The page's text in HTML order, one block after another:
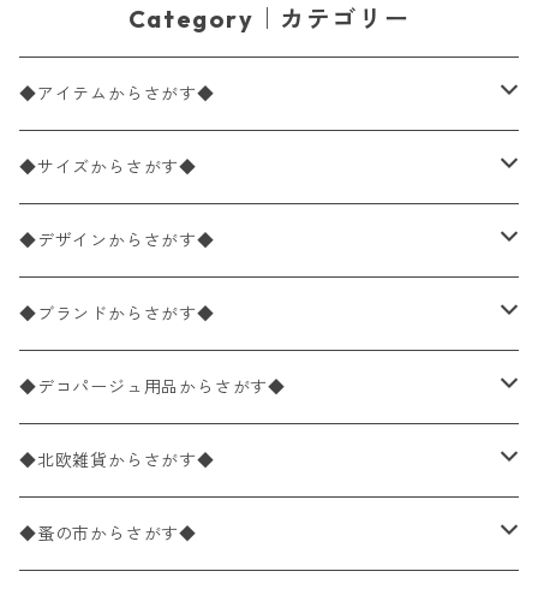
Category｜カテゴリー
◆アイテムからさがす◆
ペーパーナプキン2枚バラ売り
ペーパーナプキン1枚バラ売り
ペーパーナプキン20枚入りパック
ペーパーナプキン10枚入りパック
ライスペーパー
ペーパーリネンナプキン
◆サイズからさがす◆
33×33cm（ランチサイズ）
バラ売り
パック売り
25×25cm（カクテルサイズ）
バラ売り
パック売り
40×40cm（ディナーサイズ）
バラ売り
パック売り
21×21cm（ポケットサイズ）
バラ売り
33cm（ラウンド）
◆デザインからさがす◆
花柄
植物・グリーン柄
動物・鳥・昆虫・蝶柄
海・魚柄
◆ブランドからさがす◆
ドイツ製 IHR/イア
ランチサイズ
カクテルサイズ
ドイツ製 Ambiente/アンビエンテ
ランチサイズ
ドイツ製 Paperproducts Design
◆デコパージュ用品からさがす◆
デコパージュ液
デコパージュ下地
◆北欧雑貨からさがす◆
シリコンモールド
◆蚤の市からさがす◆